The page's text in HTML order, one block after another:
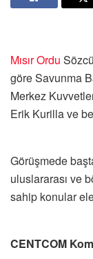
MısırOrdu
göre Savunma
Merkez
Erik Kurilla ve
Görüşmede
uluslararası ve
sahip konular ele
CENTCOM